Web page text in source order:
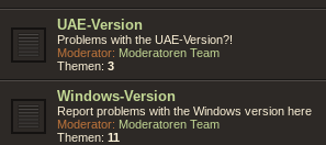
UAE-Version
Problems with the UAE-Version?!
Moderator: Moderatoren Team
Themen: 3
Windows-Version
Report problems with the Windows version here
Moderator: Moderatoren Team
Themen: 11